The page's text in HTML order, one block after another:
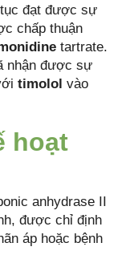
đạt được sự
chấp thuận
tartrate.
nhận được sự
timolol vào
hoạt
anhydrase II
được chỉ định
áp hoặc bệnh